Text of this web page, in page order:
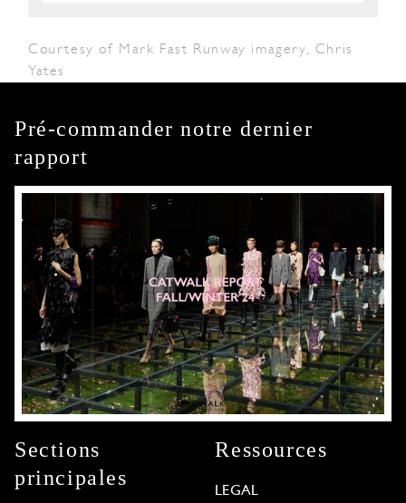
Courtesy of Mark Fast Runway imagery, Chris
Yates
Pré-commander notre dernier
rapport
Sections
principales
Ressources
LEGAL